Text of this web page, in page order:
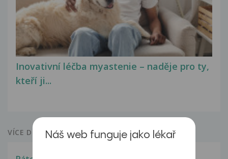
Inovativní léčba myastenie – naděje pro ty,
kteří ji...
VÍCE DOTAZŮ Z PORADNY
Náš web funguje jako lékař